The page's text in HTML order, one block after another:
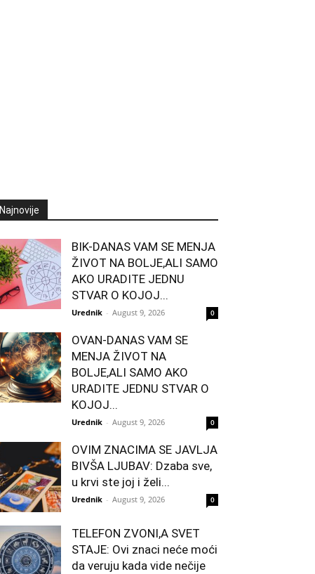
Najnovije
BIK-DANAS VAM SE MENJA
ŽIVOT NA BOLJE,ALI SAMO
AKO URADITE JEDNU
STVAR O KOJOJ...
Urednik - August 9, 2026 0
OVAN-DANAS VAM SE
MENJA ŽIVOT NA
BOLJE,ALI SAMO AKO
URADITE JEDNU STVAR O
KOJOJ...
Urednik - August 9, 2026 0
OVIM ZNACIMA SE JAVLJA
BIVŠA LJUBAV: Dzaba sve,
u krvi ste joj i želi...
Urednik - August 9, 2026 0
TELEFON ZVONI,A SVET
STAJE: Ovi znaci neće moći
da veruju kada vide nečije